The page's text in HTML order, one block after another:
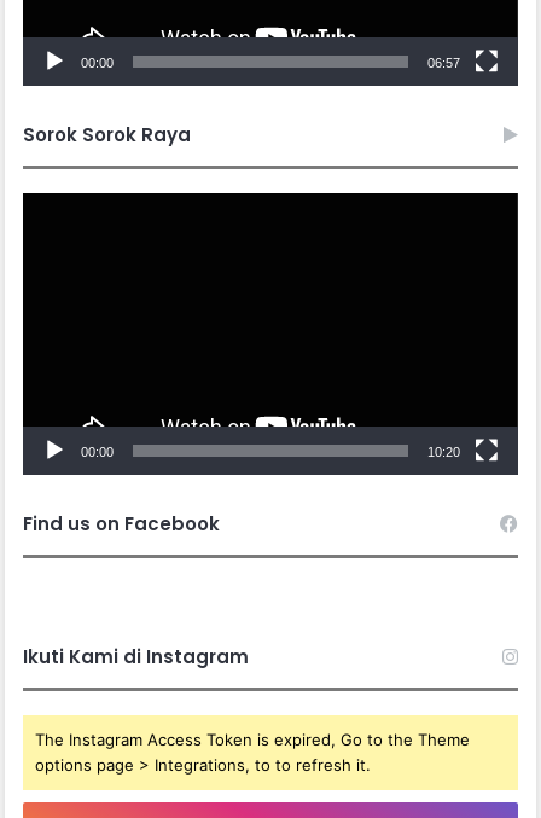
00:00 06:57
Sorok Sorok Raya
00:00 10:20
Find us on Facebook
Ikuti Kami di Instagram
The Instagram Access Token is expired, Go to the Theme
options page > Integrations, to to refresh it.